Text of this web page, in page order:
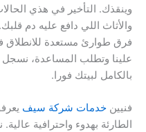
وينقذك. التأخير في هذي
والأثاث اللي دافع عليه دم
فرق طوارئ مستعدة
علينا وتطلب المساعدة، نسجل
بالكامل لبيتك فورا.
فنيين خدمات شركة سيف
الطارئة بهدوء واحترافية